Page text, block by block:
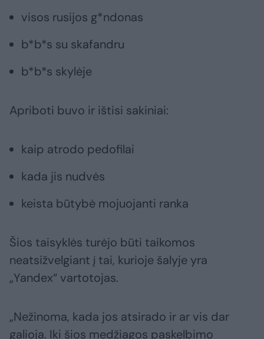
visos rusijos g*ndonas
b*b*s su skafandru
b*b*s skylėje
Apriboti buvo ir ištisi sakiniai:
kaip atrodo pedofilai
kada jis nudvės
keista būtybė mojuojanti ranka
Šios taisyklės turėjo būti taikomos
neatsižvelgiant į tai, kurioje šalyje yra
„Yandex“ vartotojas.
„Nežinoma, kada jos atsirado ir ar vis dar
galioja. Iki šios medžiagos paskelbimo